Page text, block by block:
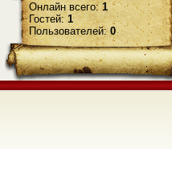
Онлайн всего:1
Гостей:1
Пользователей:0